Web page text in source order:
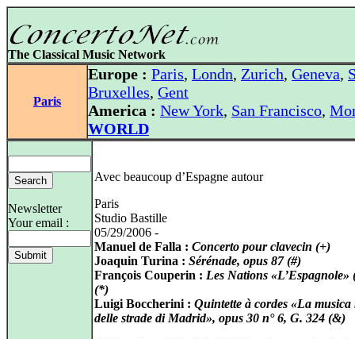
The Classical Music Network
Paris
Europe : Paris, Londn, Zurich, Geneva,
Bruxelles, Gent
America : New York, San Francisco,
WORLD
Newsletter
Your email :
Avec beaucoup d’Espagne autour
Paris
Studio Bastille
05/29/2006 -
Manuel de Falla : Concerto pour clavecin (+)
Joaquin Turina : Sérénade, opus 87 (#)
François Couperin : Les Nations «L’Espagnole»
(*)
Luigi Boccherini : Quintette à cordes «La
delle strade di Madrid», opus 30 n° 6, G. 324 (&)